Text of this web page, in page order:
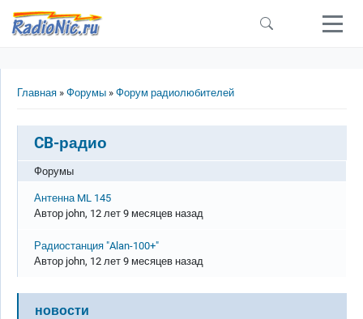
Перейти к основному содержанию
Строка навигации
Главная Форумы Форум радиолюбителей
CB-радио
Форумы
Обычная тема
Антенна ML 145
Автор john, 12 лет 9 месяцев назад
Обычная тема
Радиостанция "Alan-100+"
Автор john, 12 лет 9 месяцев назад
новости